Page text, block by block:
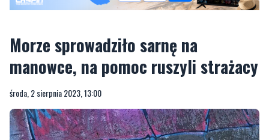
Morze sprowadziło sarnę na
manowce, na pomoc ruszyli strażacy
środa, 2 sierpnia 2023, 13:00